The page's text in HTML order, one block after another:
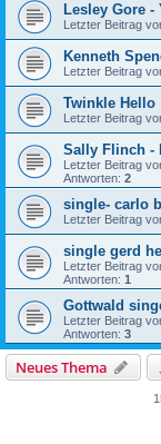
Lesley Gore -
Letzter Beitrag
Kenneth
Letzter Beitrag
Twinkle Hello
Letzter Beitrag
Sally Flinch -
Letzter Beitrag
Antworten: 2
single- carlo
Letzter Beitrag
single gerd
Letzter Beitrag
Antworten: 1
Gottwald
Letzter Beitrag
Antworten: 3
Neues Thema